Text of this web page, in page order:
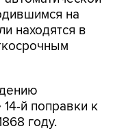
на
находятся в
й поправки к
году.